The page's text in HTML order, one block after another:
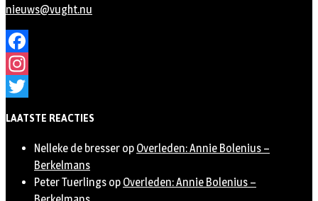
nieuws@vught.nu
Facebook
Instagram
LAATSTE REACTIES
Nelleke de bresser op Overleden: Annie Bolenius –
Berkelmans
Peter Tuerlings op Overleden: Annie Bolenius –